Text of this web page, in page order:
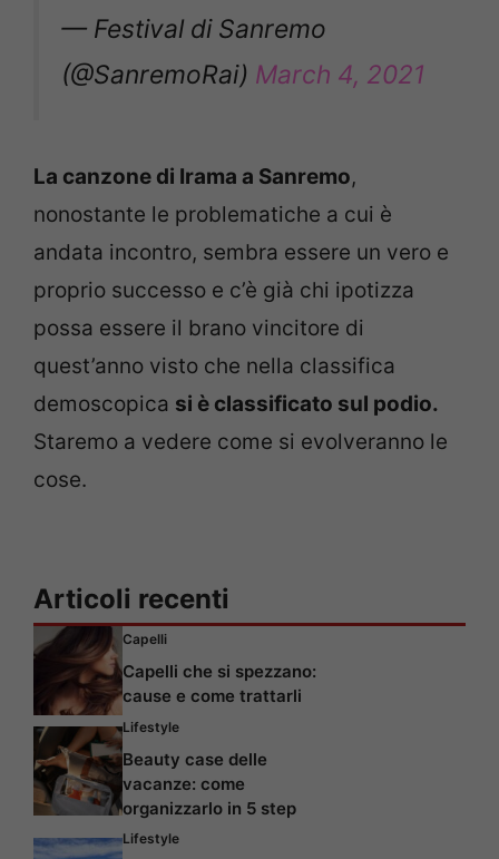
— Festival di Sanremo
(@SanremoRai) March 4, 2021
La canzone di Irama a Sanremo
nonostante le problematiche a cui è
andata incontro, sembra essere un vero e
proprio successo e c’è già chi ipotizza
possa essere il brano vincitore di
quest’anno visto che nella classifica
demoscopica si è classificato sul podio.
Staremo a vedere come si evolveranno le
cose.
Articoli recenti
Capelli
Capelli che si spezzano:
cause e come trattarli
Beauty case delle
vacanze: come
organizzarlo in 5 step